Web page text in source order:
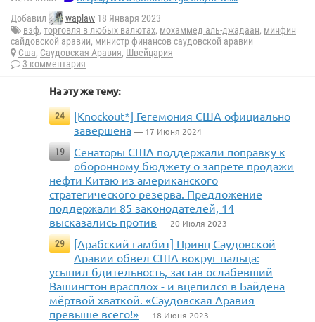
Добавил waplaw 18 Января 2023
вэф, торговля в любых валютах, мохаммед аль-джадаан, минфин
сайдовской аравии, министр финансов саудовской аравии
Сша, Саудовская Аравия, Швейцария
3 комментария
На эту же тему:
24
[Knockout*] Гегемония США официально
завершена — 17 Июня 2024
19
Сенаторы США поддержали поправку к
оборонному бюджету о запрете продажи
нефти Китаю из американского
стратегического резерва. Предложение
поддержали 85 законодателей, 14
высказались против — 20 Июля 2023
29
[Арабский гамбит] Принц Саудовской
Аравии обвел США вокруг пальца:
усыпил бдительность, застав ослабевший
Вашингтон врасплох - и вцепился в Байдена
мёртвой хваткой. «Саудовская Аравия
превыше всего!» — 18 Июня 2023